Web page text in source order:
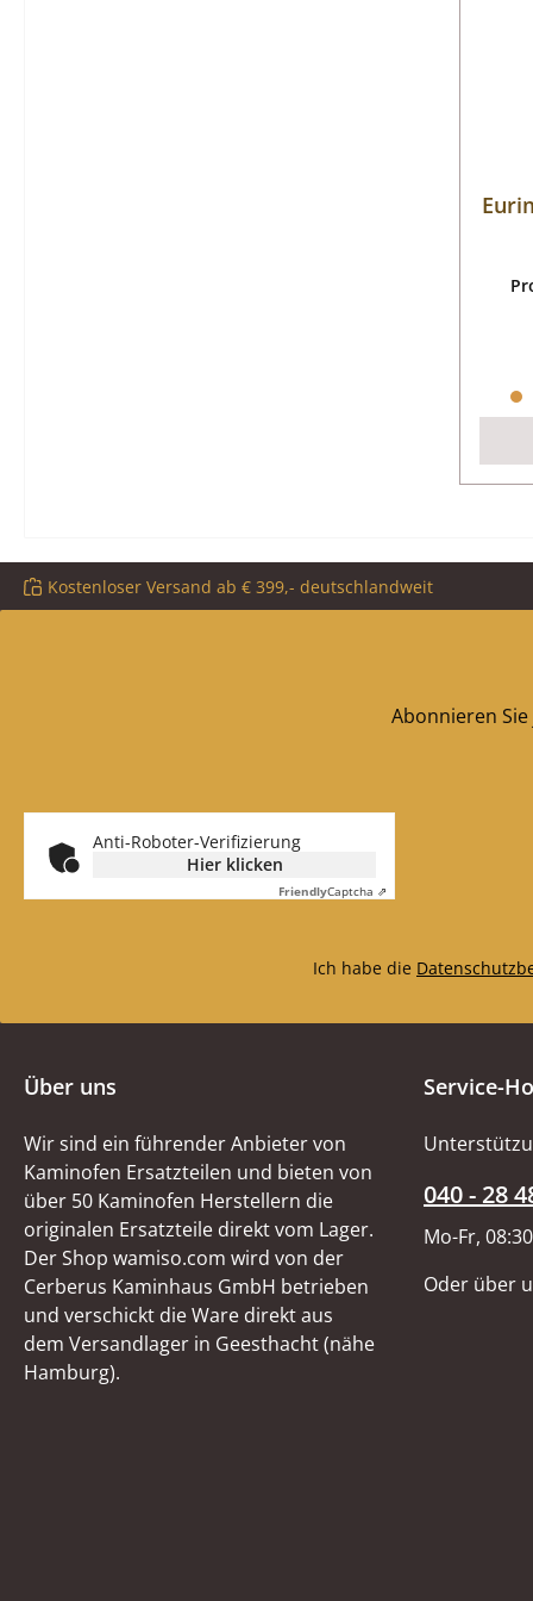
Kostenloser Versand ab € 399,- deutschlandweit
Abonnieren
Anti-Roboter-Verifizierung
Hier klicken
FriendlyCaptcha ⇗
Ich habe die
Über uns
Wir sind ein führender Anbieter von
Kaminofen Ersatzteilen und bieten von
über 50 Kaminofen Herstellern die
originalen Ersatzteile direkt vom Lager.
Der Shop wamiso.com wird von der
Cerberus Kaminhaus GmbH betrieben
und verschickt die Ware direkt aus
dem Versandlager in Geesthacht (nähe
Hamburg).
Service-
040 - 28
Mo-Fr,
Oder über